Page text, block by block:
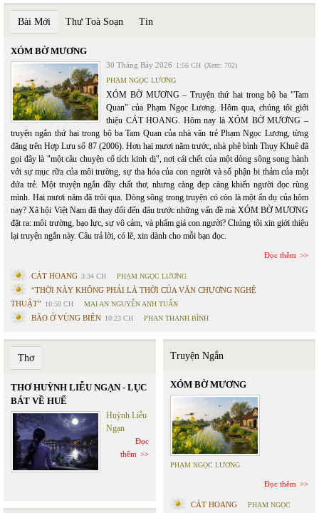
Bài Mới Thư Toà Soạn Tin
XÓM BỜ MƯƠNG
30 Tháng Bảy 2026 1:56 CH (Xem: 702)
PHẠM NGỌC LƯƠNG
XÓM BỜ MƯƠNG – Truyện thứ hai trong bộ ba "Tam
Quan" của Phạm Ngọc Lương. Hôm qua, chúng tôi giới
thiệu CÁT HOANG. Hôm nay là XÓM BỜ MƯƠNG –
truyện ngắn thứ hai trong bộ ba Tam Quan của nhà văn trẻ Phạm Ngọc Lương, từng
đăng trên Hợp Lưu số 87 (2006). Hơn hai mươi năm trước, nhà phê bình Thụy Khuê đã
gọi đây là "một câu chuyện cổ tích kinh dị", nơi cái chết của một dòng sông song hành
với sự mục rữa của môi trường, sự tha hóa của con người và số phận bi thảm của một
đứa trẻ. Một truyện ngắn đầy chất thơ, nhưng càng đẹp càng khiến người đọc rùng
mình. Hai mươi năm đã trôi qua. Dòng sông trong truyện có còn là một ẩn dụ của hôm
nay? Xã hội Việt Nam đã thay đổi đến đâu trước những vấn đề mà XÓM BỜ MƯƠNG
đặt ra: môi trường, bạo lực, sự vô cảm, và phẩm giá con người? Chúng tôi xin giới thiệu
lại truyện ngắn này. Câu trả lời, có lẽ, xin dành cho mỗi bạn đọc.
Đọc thêm
CÁT HOANG 3:34 CH PHẠM NGỌC LƯƠNG
“THỜI NÀY KHÔNG PHẢI LÀ THỜI CỦA VĂN CHƯƠNG NGHỆ
THUẬT” 10:50 CH MAI AN NGUYỄN ANH TUẤN
BÃO Ở VÙNG BIÊN 10:23 CH PHAN THANH BÌNH
Thơ
THƠ HUỲNH LIỄU NGẠN - LỤC
BÁT VỀ HUẾ
Huỳnh Liễu
Ngạn
Đọc
thêm
Truyện Ngắn
XÓM BỜ MƯƠNG
PHẠM NGỌC LƯƠNG
Đọc thêm
CÁT HOANG
PHẠM NGỌC